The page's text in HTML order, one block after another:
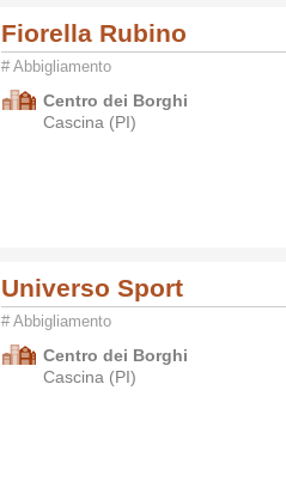
Fiorella Rubino
# Abbigliamento
Centro dei Borghi
Cascina (PI)
Universo Sport
# Abbigliamento
Centro dei Borghi
Cascina (PI)